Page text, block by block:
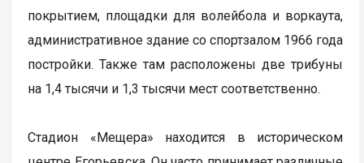
покрытием, площадки для волейбола и воркаута,
административное здание со спортзалом 1966 года
постройки. Также там расположены две трибуны
на 1,4 тысячи и 1,3 тысячи мест соответственно.
Стадион «Мещера» находится в историческом